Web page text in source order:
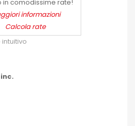
in comodissime rate!
informazioni
Calcola rate
inc.